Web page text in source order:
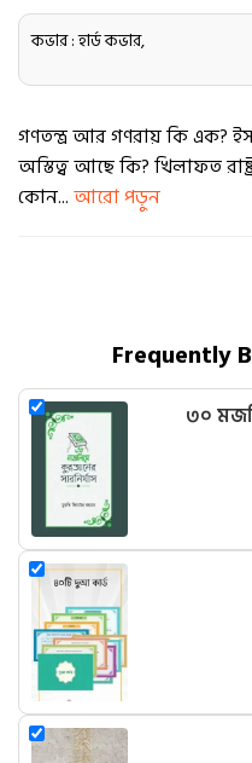
কভার : হার্ড কভার,
গণতন্ত্র আর গণরায় কি এক?
অস্তিত্ব আছে কি? খিলাফত
কোন...আরো পড়ুন
Frequently
৩০